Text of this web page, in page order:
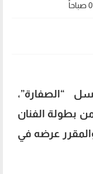
“الصفارة”،
بطولة الفنان
عرضه في